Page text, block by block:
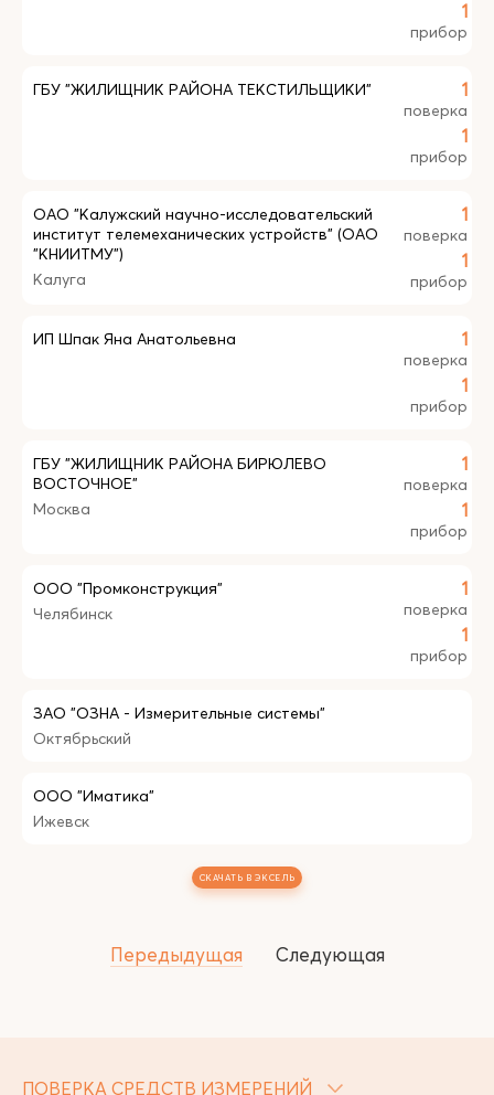
1
прибор
ГБУ "ЖИЛИЩНИК РАЙОНА ТЕКСТИЛЬЩИКИ" 1
поверка
1
прибор
ОАО "Калужский научно-исследовательский
институт телемеханических устройств" (ОАО
"КНИИТМУ")
Калуга
1
поверка
1
прибор
ИП Шпак Яна Анатольевна 1
поверка
1
прибор
ГБУ "ЖИЛИЩНИК РАЙОНА БИРЮЛЕВО
ВОСТОЧНОЕ"
Москва
1
поверка
1
прибор
ООО "Промконструкция"
Челябинск
1
поверка
1
прибор
ЗАО "ОЗНА - Измерительные системы"
Октябрьский
ООО "Иматика"
Ижевск
СКАЧАТЬ В ЭКСЕЛЬ
Передыдущая Следующая
ПОВЕРКА СРЕДСТВ ИЗМЕРЕНИЙ